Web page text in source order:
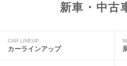
新車・中古
CAR LINEUP
カーラインアップ